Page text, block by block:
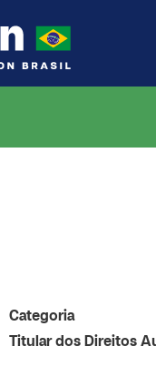
Categoria
Titular dos Direitos